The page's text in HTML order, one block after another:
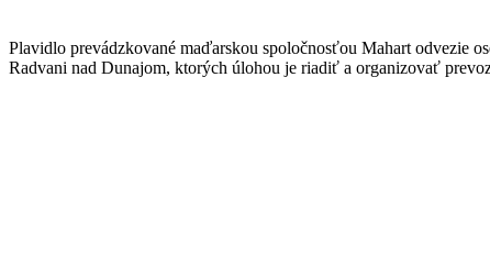
Plavidlo prevádzkované maďarskou spoločnosťou Mahart odvezie
Radvani nad Dunajom, ktorých úlohou je riadiť a organizovať